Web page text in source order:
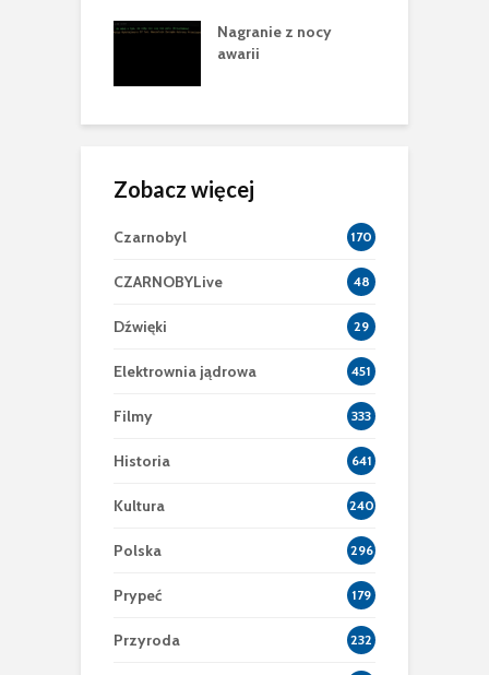
Nagranie z nocy
awarii
Zobacz więcej
Czarnobyl 170
CZARNOBYLive 48
Dźwięki 29
Elektrownia jądrowa 451
Filmy 333
Historia 641
Kultura 240
Polska 296
Prypeć 179
Przyroda 232